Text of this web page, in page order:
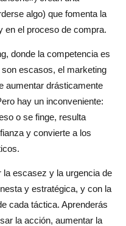
real
para todas las
escasez ética
algo) que fomenta la
en el proceso de compra.
donde la competencia es
escasos, el marketing
aumentar drásticamente
hay un inconveniente:
o se finge, resulta
y convierte a los
escasez y la urgencia de
y estratégica, y con la
cada táctica. Aprenderás
la acción, aumentar la